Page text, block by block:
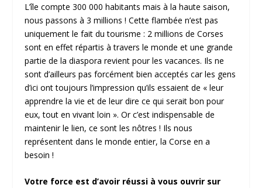
L’île compte 300 000 habitants mais à la haute saison,
nous passons à 3 millions ! Cette flambée n’est pas
uniquement le fait du tourisme : 2 millions de Corses
sont en effet répartis à travers le monde et une grande
partie de la diaspora revient pour les vacances. Ils ne
sont d’ailleurs pas forcément bien acceptés car les gens
d’ici ont toujours l’impression qu’ils essaient de « leur
apprendre la vie et de leur dire ce qui serait bon pour
eux, tout en vivant loin ». Or c’est indispensable de
maintenir le lien, ce sont les nôtres ! Ils nous
représentent dans le monde entier, la Corse en a
besoin !
Votre force est d’avoir réussi à vous ouvrir sur